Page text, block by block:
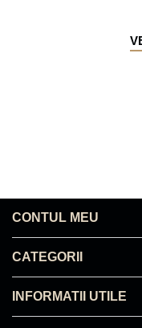
CONTUL MEU
CATEGORII
INFORMATII UTILE